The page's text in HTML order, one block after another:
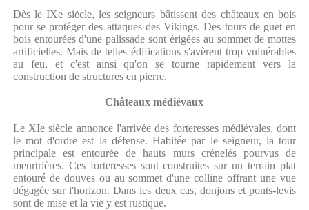
Dès le IXe siècle, les seigneurs bâtissent des châteaux en bois
pour se protéger des attaques des Vikings. Des tours de guet en
bois entourées d'une palissade sont érigées au sommet de mottes
artificielles. Mais de telles édifications s'avèrent trop vulnérables
au feu, et c'est ainsi qu'on se tourne rapidement vers la
construction de structures en pierre.
Châteaux médiévaux
Le XIe siècle annonce l'arrivée des forteresses médiévales, dont
le mot d'ordre est la défense. Habitée par le seigneur, la tour
principale est entourée de hauts murs crénelés pourvus de
meurtrières. Ces forteresses sont construites sur un terrain plat
entouré de douves ou au sommet d'une colline offrant une vue
dégagée sur l'horizon. Dans les deux cas, donjons et ponts-levis
sont de mise et la vie y est rustique.